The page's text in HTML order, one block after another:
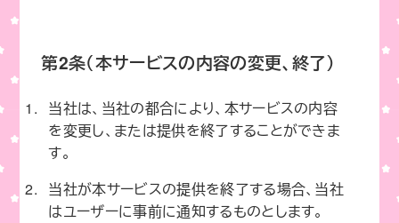
第2条（本サービスの内容の変更、終了）
当社は、当社の都合により、本サービスの内容
を変更し、または提供を終了することができま
す。
当社が本サービスの提供を終了する場合、当社
はユーザーに事前に通知するものとします。